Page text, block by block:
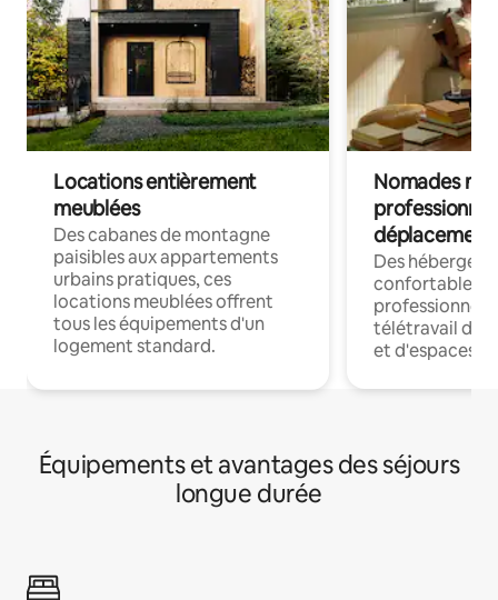
Locations entièrement
meublées
Des cabanes de montagne
paisibles aux appartements
urbains pratiques, ces
locations meublées offrent
tous les équipements d'un
logement standard.
Nomades
déplacement
Des
confortables
professionnels
télétravail
et d'espaces
Équipements et avantages des séjours
longue durée